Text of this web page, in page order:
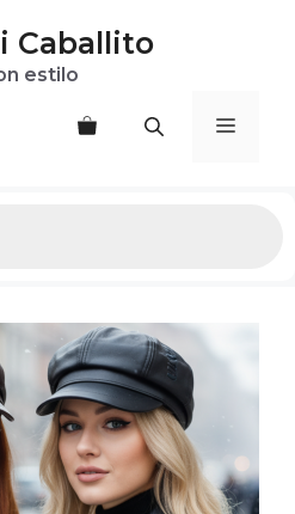
Caballito
estilo
Menú